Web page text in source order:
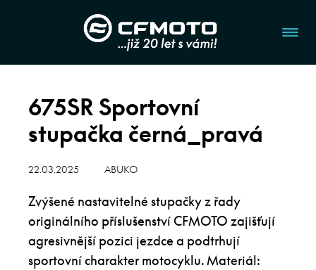
675SR Sportovní
stupačka černá_pravá
22.03.2025 ABUKO
Zvýšené nastavitelné stupačky z řady
originálního příslušenství CFMOTO zajišťují
agresivnější pozici jezdce a podtrhují
sportovní charakter motocyklu. Materiál: